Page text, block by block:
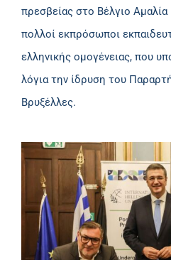
πρεσβείας στο Βέλγιο
πολλοί εκπρόσωποι
ελληνικής ομογένειας, που
λόγια την ίδρυση του
Βρυξέλλες.